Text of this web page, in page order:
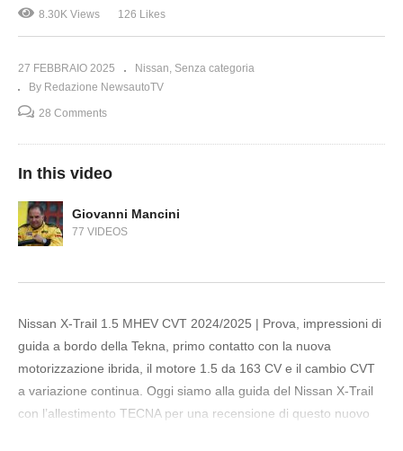
8.30K Views 126 Likes
27 FEBBRAIO 2025 Nissan Senza categoria
By Redazione NewsautoTV
28 Comments
In this video
Giovanni Mancini
77 VIDEOS
Nissan X-Trail 1.5 MHEV CVT 2024/2025 | Prova, impressioni di
guida a bordo della Tekna, primo contatto con la nuova
motorizzazione ibrida, il motore 1.5 da 163 CV e il cambio CVT
a variazione continua. Oggi siamo alla guida del Nissan X-Trail
con l’allestimento TECNA per una recensione di questo nuovo